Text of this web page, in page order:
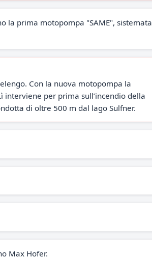
la prima motopompa "SAME", sistemata
Con la nuova motopompa la
interviene per prima sull’incendio della
di oltre 500 m dal lago Sulfner.
Max Hofer.